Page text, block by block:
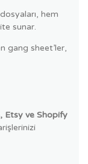
hem
sunar.
gang sheet’ler,
Etsy ve Shopify